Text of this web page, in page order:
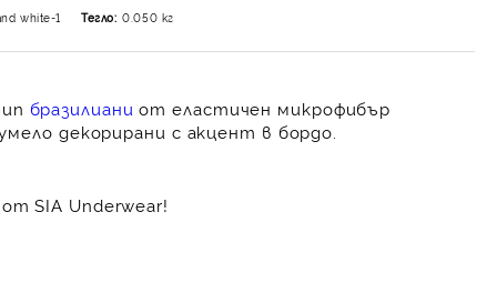
white-1 Тегло: 0.050 кг
бразилиани от еластичен микрофибър
декорирани с акцент в бордо.
SIA Underwear!